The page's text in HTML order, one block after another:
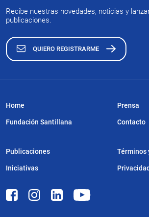
Recibe nuestras novedades, noticias y
publicaciones.
QUIERO REGISTRARME
Home
Fundación Santillana
Publicaciones
Iniciativas
Prensa
Contacto
Términos